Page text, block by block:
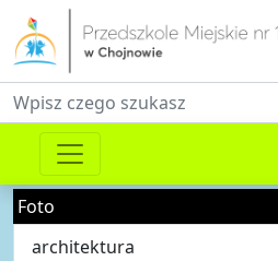
Fraza do wyszukiwania
Foto
architektura